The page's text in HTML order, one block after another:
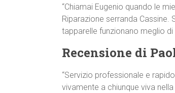
“Chiamai Eugenio quando le
Riparazione serranda Cassine.
tapparelle funzionano meglio di
Recensione di
“Servizio professionale e
vivamente a chiunque viva nella